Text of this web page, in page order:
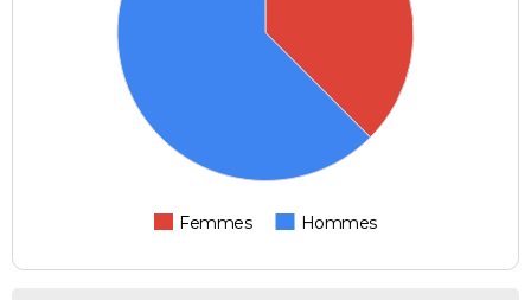
Femmes Hommes